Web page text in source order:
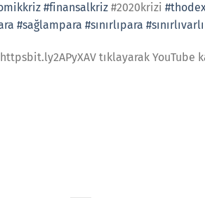
#finansalkriz #2020krizi
#sağlampara #sınırlıpara
tıklayarak YouTube